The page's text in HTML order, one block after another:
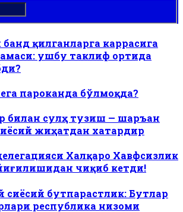
қилганларга каррасига
ушбу таклиф ортида
пароканда бўлмоқда?
билан сулҳ тузиш — шаръан
жиҳатдан хатардир
Халқаро Хавфсизлик
чиқиб кетди!
сиёсий бутпарастлик: Бутлар
республика низоми